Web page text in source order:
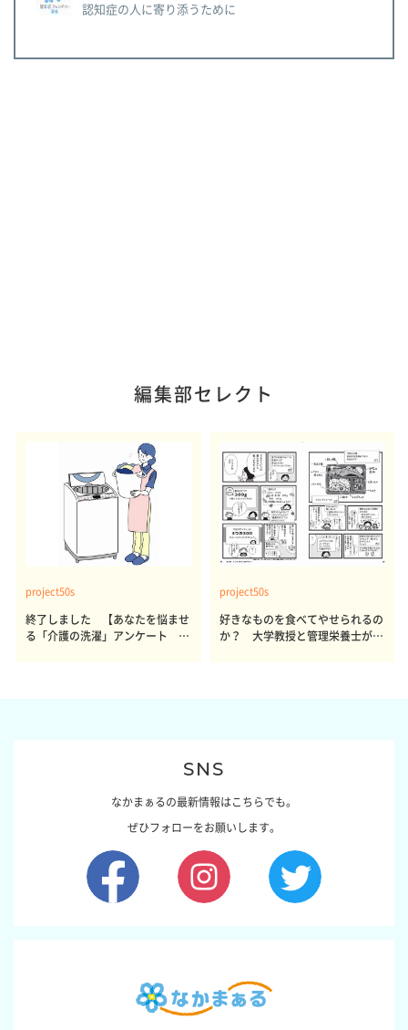
認知症の人に寄り添うために
編集部セレクト
project50s
終了しました 【あなたを悩ませ
る「介護の洗濯」アンケート 体
project50s
好きなものを食べてやせられるの
か？ 大学教授と管理栄養士が出
SNS
なかまぁるの最新情報はこちらでも。
ぜひフォローをお願いします。